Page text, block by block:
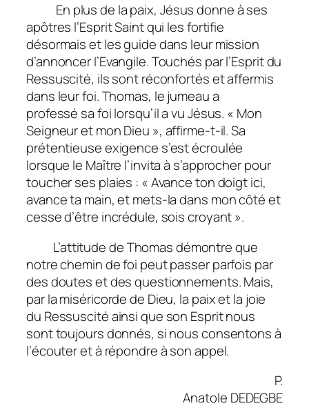
En plus de la paix, Jésus donne à ses
apôtres l’Esprit Saint qui les fortifie
désormais et les guide dans leur mission
d’annoncer l’Evangile. Touchés par l’Esprit du
Ressuscité, ils sont réconfortés et affermis
dans leur foi. Thomas, le jumeau a
professé sa foi lorsqu’il a vu Jésus. « Mon
Seigneur et mon Dieu », affirme-t-il. Sa
prétentieuse exigence s’est écroulée
lorsque le Maître l’invita à s’approcher pour
toucher ses plaies : « Avance ton doigt ici,
avance ta main, et mets-la dans mon côté et
cesse d’être incrédule, sois croyant ».
L’attitude de Thomas démontre que
notre chemin de foi peut passer parfois par
des doutes et des questionnements. Mais,
par la miséricorde de Dieu, la paix et la joie
du Ressuscité ainsi que son Esprit nous
sont toujours donnés, si nous consentons à
l’écouter et à répondre à son appel.
P.
Anatole DEDEGBE